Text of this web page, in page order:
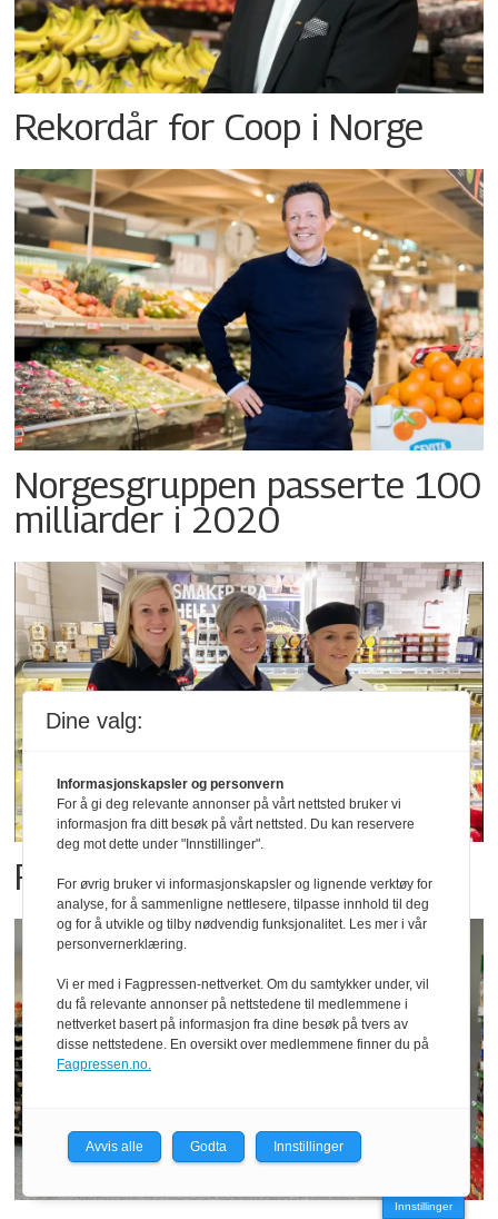
Rekordår for Coop i Norge
Norgesgruppen passerte 100
milliarder i 2020
Flere kvinner i ledelsen
Innstillinger
Dine valg:
Informasjonskapsler og personvern
For å gi deg relevante annonser på vårt nettsted bruker vi
informasjon fra ditt besøk på vårt nettsted. Du kan reservere
deg mot dette under "Innstillinger".
For øvrig bruker vi informasjonskapsler og lignende verktøy for
analyse, for å sammenligne nettlesere, tilpasse innhold til deg
og for å utvikle og tilby nødvendig funksjonalitet. Les mer i vår
personvernerklæring.
Vi er med i Fagpressen-nettverket. Om du samtykker under, vil
du få relevante annonser på nettstedene til medlemmene i
nettverket basert på informasjon fra dine besøk på tvers av
disse nettstedene. En oversikt over medlemmene finner du på
Fagpressen.no.
Avvis alle Godta Innstillinger